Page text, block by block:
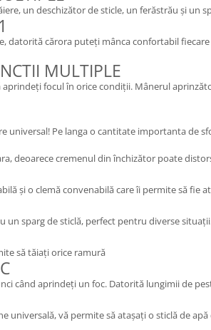
un deschizător de sticle, un ferăstrău și un
datorită cărora puteți mânca confortabil
MULTIPLE
focul în orice condiții. Mânerul
universal! Pe langa o cantitate importanta de
deoarece cremenul din închizător poate
și o clemă convenabilă care îi permite să fie
un sparg de sticlă, perfect pentru diverse
să tăiați orice ramură
când aprindeți un foc. Datorită lungimii de
universală, vă permite să atașați o sticlă de